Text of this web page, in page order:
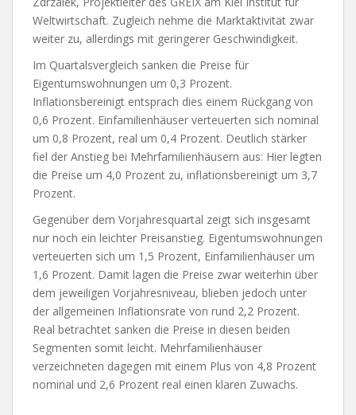
Weltwirtschaft. Zugleich nehme die Marktaktivität zwar
weiter zu, allerdings mit geringerer Geschwindigkeit.
Im Quartalsvergleich sanken die Preise für
Eigentumswohnungen um 0,3 Prozent.
Inflationsbereinigt entsprach dies einem Rückgang von
0,6 Prozent. Einfamilienhäuser verteuerten sich nominal
um 0,8 Prozent, real um 0,4 Prozent. Deutlich stärker
fiel der Anstieg bei Mehrfamilienhäusern aus: Hier legten
die Preise um 4,0 Prozent zu, inflationsbereinigt um 3,7
Prozent.
Gegenüber dem Vorjahresquartal zeigt sich insgesamt
nur noch ein leichter Preisanstieg. Eigentumswohnungen
verteuerten sich um 1,5 Prozent, Einfamilienhäuser um
1,6 Prozent. Damit lagen die Preise zwar weiterhin über
dem jeweiligen Vorjahresniveau, blieben jedoch unter
der allgemeinen Inflationsrate von rund 2,2 Prozent.
Real betrachtet sanken die Preise in diesen beiden
Segmenten somit leicht. Mehrfamilienhäuser
verzeichneten dagegen mit einem Plus von 4,8 Prozent
nominal und 2,6 Prozent real einen klaren Zuwachs.